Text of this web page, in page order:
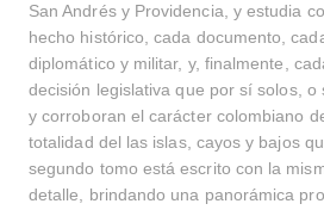
San Andrés y Providencia, y estudia
hecho histórico, cada documento,
diplomático y militar, y, finalmente,
decisión legislativa que por sí solos, o
y corroboran el carácter colombiano
totalidad del las islas, cayos y bajos
segundo tomo está escrito con la
detalle, brindando una panorámica